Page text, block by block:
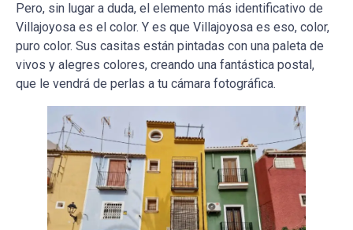
Pero, sin lugar a duda, el elemento más identificativo de
Villajoyosa es el color. Y es que Villajoyosa es eso, color,
puro color. Sus casitas están pintadas con una paleta de
vivos y alegres colores, creando una fantástica postal,
que le vendrá de perlas a tu cámara fotográfica.